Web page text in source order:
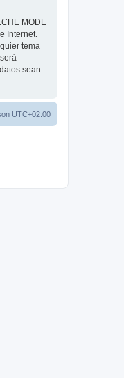
MODE
Internet.
tema
sean
UTC+02:00